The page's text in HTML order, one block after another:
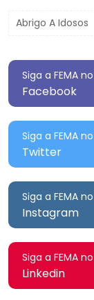
Abrigo A Idosos
Siga a FEMA no
Facebook
Siga a FEMA no
Twitter
Siga a FEMA no
Instagram
Siga a FEMA no
Linkedin